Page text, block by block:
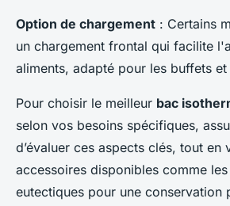
Option de chargement : Certains
un chargement frontal qui facilite
aliments, adapté pour les buffets
Pour choisir le meilleur bac
selon vos besoins spécifiques,
d’évaluer ces aspects clés, tout en
accessoires disponibles comme
eutectiques pour une conservation